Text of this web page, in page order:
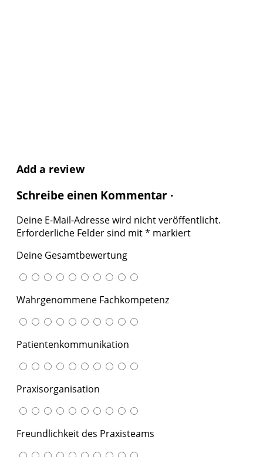
Add a review
Schreibe einen Kommentar ·
Deine E-Mail-Adresse wird nicht veröffentlicht.
Erforderliche Felder sind mit* markiert
Deine Gesamtbewertung
Wahrgenommene Fachkompetenz
Patientenkommunikation
Praxisorganisation
Freundlichkeit des Praxisteams